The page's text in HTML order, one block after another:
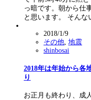
っ暗です。朝から仕
と思います。 そん
2018/1/9
その他, 地震
shinbosai
2018年は年始から各
り
お正月も終わり、成